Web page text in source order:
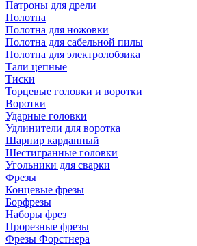
Патроны для дрели
Полотна
Полотна для ножовки
Полотна для сабельной пилы
Полотна для электролобзика
Тали цепные
Тиски
Торцевые головки и воротки
Воротки
Ударные головки
Удлинители для воротка
Шарнир карданный
Шестигранные головки
Угольники для сварки
Фрезы
Концевые фрезы
Борфрезы
Наборы фрез
Прорезные фрезы
Фрезы Форстнера